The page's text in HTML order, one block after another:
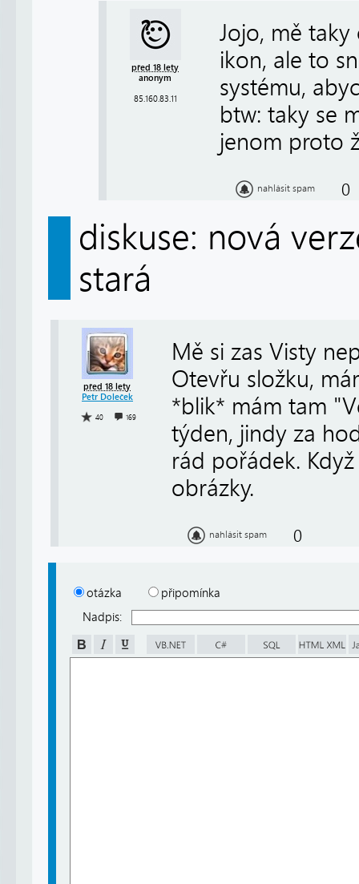
před 18 lety
anonym
85.160.83.11
Jojo, mě taky
ikon, ale to
systému,
btw: taky se
jenom proto
nahlásit spam 0
diskuse: nová
stará
před 18 lety
Petr Doleček
40 169
Mě si zas Visty
Otevřu složku,
*blik* mám tam
týden, jindy za
rád pořádek.
obrázky.
nahlásit spam 0
otázka
připomínka
Nadpis: